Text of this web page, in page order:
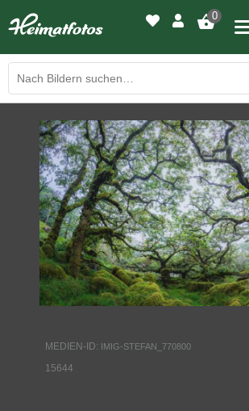
0
LED-
WIR DRUCKEN
KONTAKT
MEDIEN-ID: IMIG-STEFAN_770800
15644